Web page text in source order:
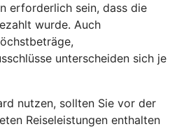
erforderlich sein, dass die
wurde. Auch
unterscheiden sich je
nutzen, sollten Sie vor der
Reiseleistungen enthalten